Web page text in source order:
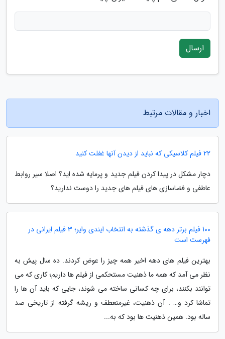
ارسال
اخبار و مقالات مرتبط
22 فیلم کلاسیکی که نباید از دیدن آنها غفلت کنید
دچار مشکل در پیدا کردن فیلم جدید و پرمایه شده اید؟ اصلا سیر روابط
عاطفی و فضاسازی های فیلم های جدید را دوست ندارید؟
100 فیلم برتر دهه ی گذشته به انتخاب ایندی وایر؛ 3 فیلم ایرانی در
فهرست است
بهترین فیلم های دهه اخیر همه چیز را عوض کردند. ده سال پیش به
نظر می آمد که همه ما ذهنیت مستحکمی از فیلم ها داریم؛ کاری که می
توانند بکنند، برای چه کسانی ساخته می شوند، جایی که باید آن ها را
تماشا کرد و… . آن ذهنیت، غیرمنعطف و ریشه گرفته از تاریخی صد
ساله بود. همین ذهنیت ها بود که به...